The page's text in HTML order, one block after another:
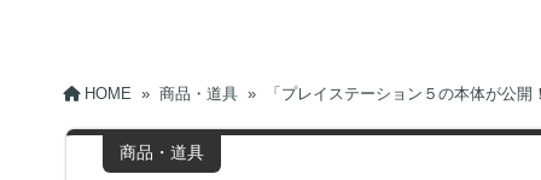
HOME » 商品・道具 » 「プレイステーション５の本体が公
商品・道具